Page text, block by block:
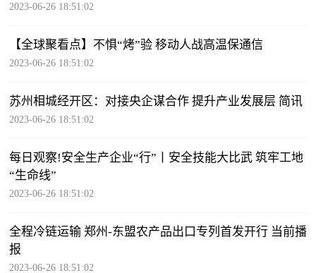
2023-06-26 18:51:02
【全球聚看点】不惧“烤”验 移动人战高温保通信
2023-06-26 18:51:02
苏州相城经开区：对接央企谋合作 提升产业发展层 简讯
2023-06-26 18:51:02
每日观察!安全生产企业“行”丨安全技能大比武 筑牢工地
“生命线”
2023-06-26 18:51:02
全程冷链运输 郑州-东盟农产品出口专列首发开行 当前播
报
2023-06-26 18:51:02